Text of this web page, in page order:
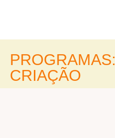
PROGRAMAS:
CRIAÇÃO